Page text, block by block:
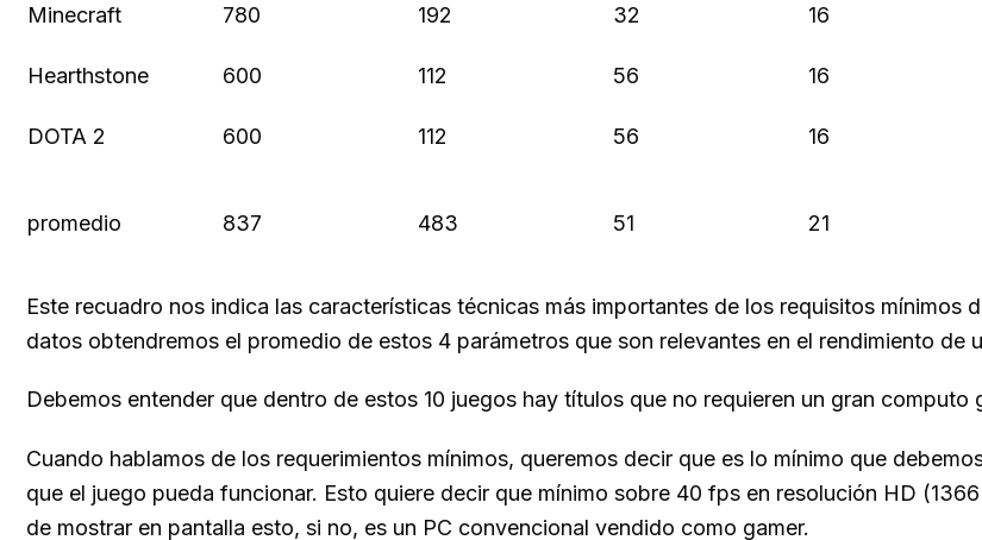
Minecraft 780 192 32 16
Hearthstone 600 112 56 16
DOTA 2 600 112 56 16
promedio 837 483 51 21
Este recuadro nos indica las características técnicas más importantes de los requisitos mínimos
datos obtendremos el promedio de estos 4 parámetros que son relevantes en el rendimiento de
Debemos entender que dentro de estos 10 juegos hay títulos que no requieren un gran
Cuando hablamos de los requerimientos mínimos, queremos decir que es lo mínimo que
que el juego pueda funcionar. Esto quiere decir que mínimo sobre 40 fps en resolución HD
de mostrar en pantalla esto, si no, es un PC convencional vendido como gamer.